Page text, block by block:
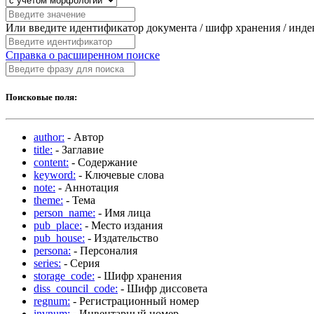
Или введите идентификатор документа / шифр хранения /
Справка о расширенном поиске
Поисковые поля:
author: - Автор
title: - Заглавие
content: - Содержание
keyword: - Ключевые слова
note: - Аннотация
theme: - Тема
person_name: - Имя лица
pub_place: - Место издания
pub_house: - Издательство
persona: - Персоналия
series: - Серия
storage_code: - Шифр хранения
diss_council_code: - Шифр диссовета
regnum: - Регистрационный номер